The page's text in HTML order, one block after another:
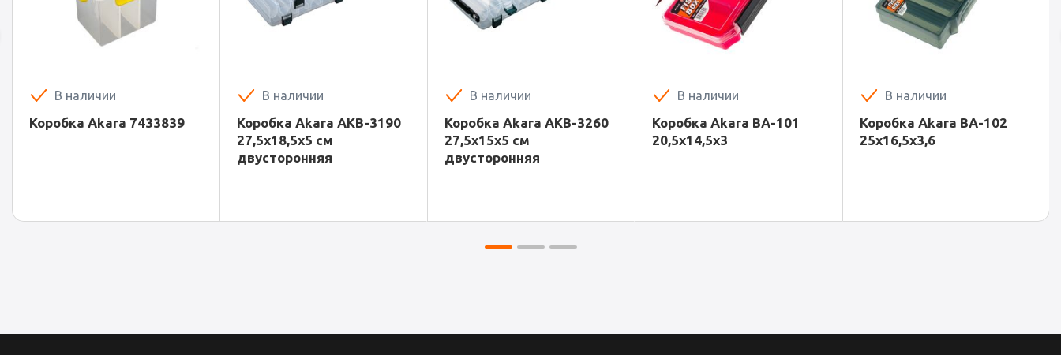
В наличии
Коробка Akara 7433839
В наличии
Коробка Akara AKB-3190
27,5x18,5x5 см
двусторонняя
В наличии
Коробка Akara AKB-3260
27,5x15x5 см
двусторонняя
В наличии
Коробка Akara BA-101
20,5х14,5х3
В наличии
Коробка Akara BA-102
25х16,5х3,6